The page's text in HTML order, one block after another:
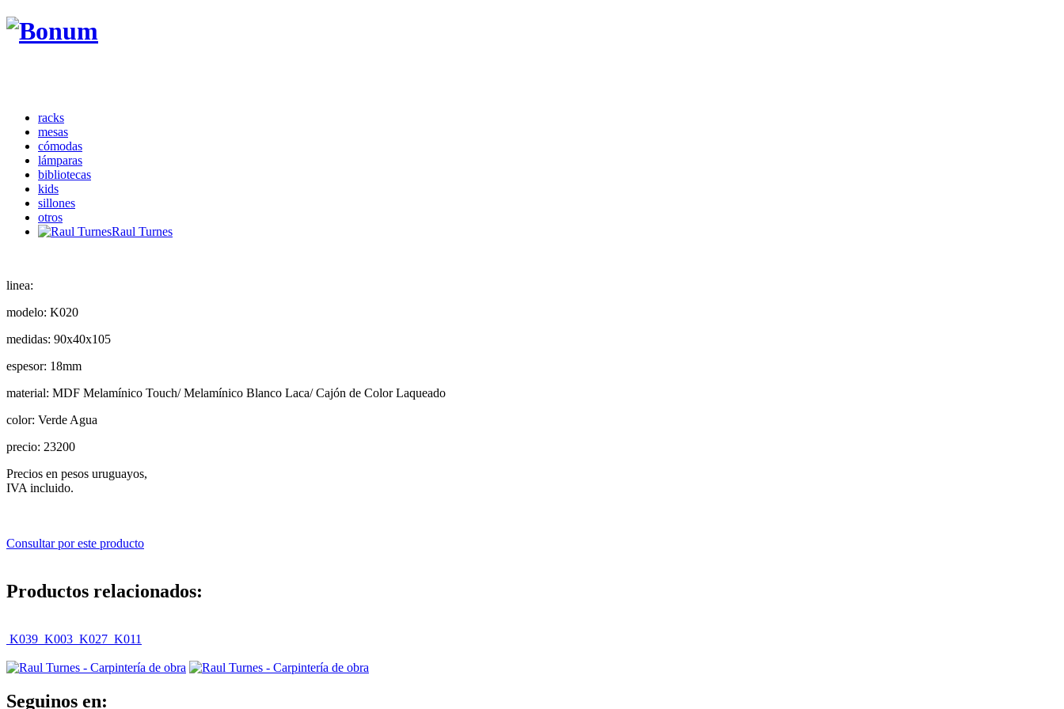
racks
mesas
cómodas
lámparas
bibliotecas
kids
sillones
otros
Raul Turnes
linea:
modelo: K020
medidas: 90x40x105
espesor: 18mm
material: MDF Melamínico Touch/ Melamínico Blanco Laca/ Cajón de Color Laqueado
color: Verde Agua
precio: 23200
Precios en pesos uruguayos,
IVA incluido.
Consultar por este producto
Productos relacionados:
K039 K003 K027 K011
Seguinos en: